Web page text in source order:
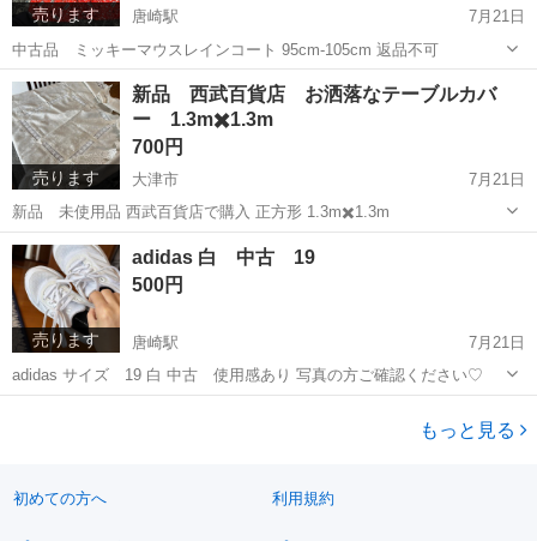
売ります 唐崎駅
7月21日
中古品 ミッキーマウスレインコート 95cm-105cm 返品不可
滋賀 大津市 唐崎駅 コート レインコート
売ります
新品 西武百貨店 お洒落なテーブルカバ
ー 1.3m✖️1.3m
700円
大津市
7月21日
新品 未使用品 西武百貨店で購入 正方形 1.3m✖️1.3m
滋賀 大津市 テーブル 新品
売ります
adidas 白 中古 19
500円
唐崎駅
7月21日
adidas サイズ 19 白 中古 使用感あり 写真の方ご確認ください♡
もっと見る
初めての方へ 利用規約